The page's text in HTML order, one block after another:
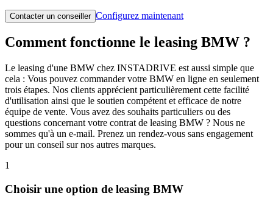
Contacter un conseiller Configurez maintenant
Comment fonctionne le leasing BMW ?
Le leasing d'une BMW chez INSTADRIVE est aussi simple que
cela : Vous pouvez commander votre BMW en ligne en seulement
trois étapes. Nos clients apprécient particulièrement cette facilité
d'utilisation ainsi que le soutien compétent et efficace de notre
équipe de vente. Vous avez des souhaits particuliers ou des
questions concernant votre contrat de leasing BMW ? Nous ne
sommes qu'à un e-mail. Prenez un rendez-vous sans engagement
pour un conseil sur nos autres marques.
1
Choisir une option de leasing BMW